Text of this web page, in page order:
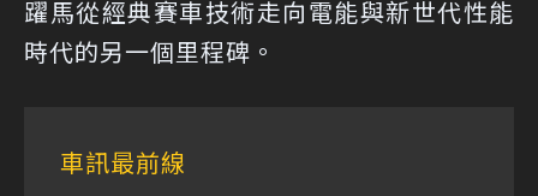
躍馬從經典賽車技術走向電能與新世代性能
時代的另一個里程碑。
車訊最前線